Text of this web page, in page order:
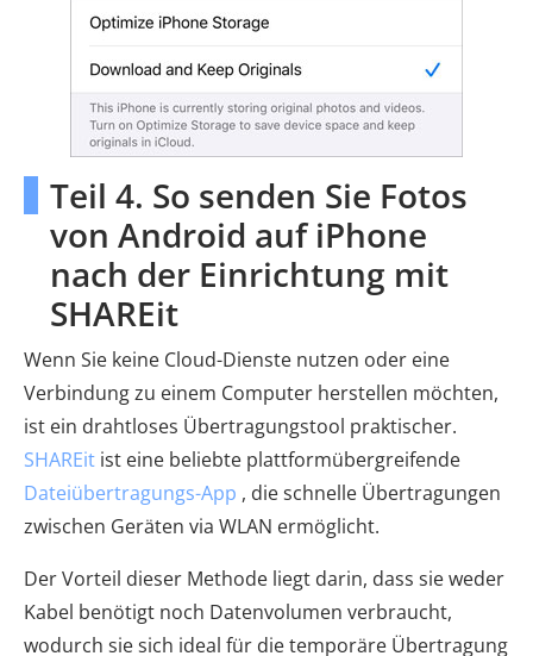
Teil 4. So senden Sie Fotos
von Android auf iPhone
nach der Einrichtung mit
SHAREit
Wenn Sie keine Cloud-Dienste nutzen oder eine
Verbindung zu einem Computer herstellen möchten,
ist ein drahtloses Übertragungstool praktischer.
SHAREit ist eine beliebte plattformübergreifende
Dateiübertragungs-App , die schnelle Übertragungen
zwischen Geräten via WLAN ermöglicht.
Der Vorteil dieser Methode liegt darin, dass sie weder
Kabel benötigt noch Datenvolumen verbraucht,
wodurch sie sich ideal für die temporäre Übertragung